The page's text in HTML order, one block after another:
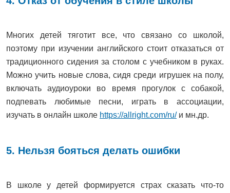
Многих детей тяготит все, что связано со школой,
поэтому при изучении английского стоит отказаться от
традиционного сидения за столом с учебником в руках.
Можно учить новые слова, сидя среди игрушек на полу,
включать аудиоуроки во время прогулок с собакой,
подпевать любимые песни, играть в ассоциации,
изучать в онлайн школе https://allright.com/ru/и мн.др.
5. Нельзя бояться делать ошибки
В школе у детей формируется страх сказать что-то